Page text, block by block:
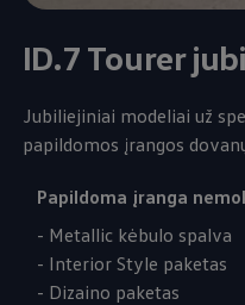
ID.7 Tourer
Jubiliejiniai modeliai už
papildomos įrangos
Papildoma įranga
- Metallic kėbulo spalva
- Interior Style paketas
- Dizaino paketas